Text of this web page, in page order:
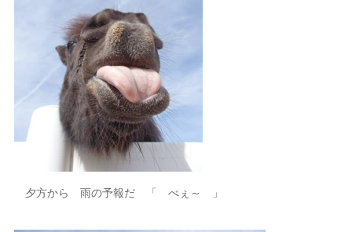
夕方から 雨の予報だ 「 べぇ～ 」